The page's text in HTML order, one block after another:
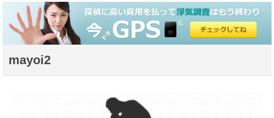
mayoi2